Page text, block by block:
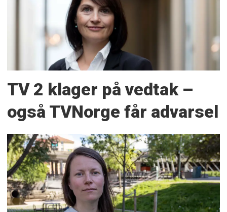
TV 2 klager på vedtak –
også TVNorge får advarsel